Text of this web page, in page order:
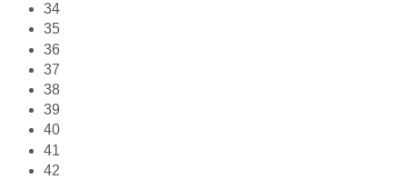
34
35
36
37
38
39
40
41
42